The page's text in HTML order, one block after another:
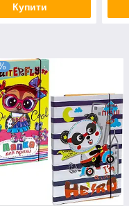
Купити